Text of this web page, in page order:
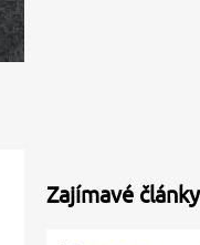
Zajímavé články